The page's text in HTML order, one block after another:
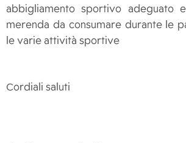
abbigliamento sportivo adeguato
merenda da consumare durante le
le varie attività sportive
Cordiali saluti